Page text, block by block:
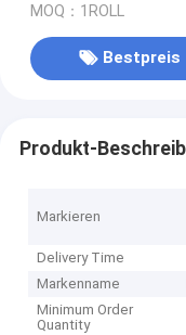
MOQ：1ROLL
Bestpreis
Produkt-
Markieren
Delivery Time
Markenname
Minimum Order
Quantity